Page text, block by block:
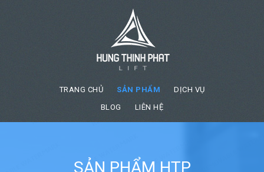
TRANG CHỦ SẢN PHẨM
DỊCH VỤ
BLOG
LIÊN HỆ
SẢN PHẨM HTP